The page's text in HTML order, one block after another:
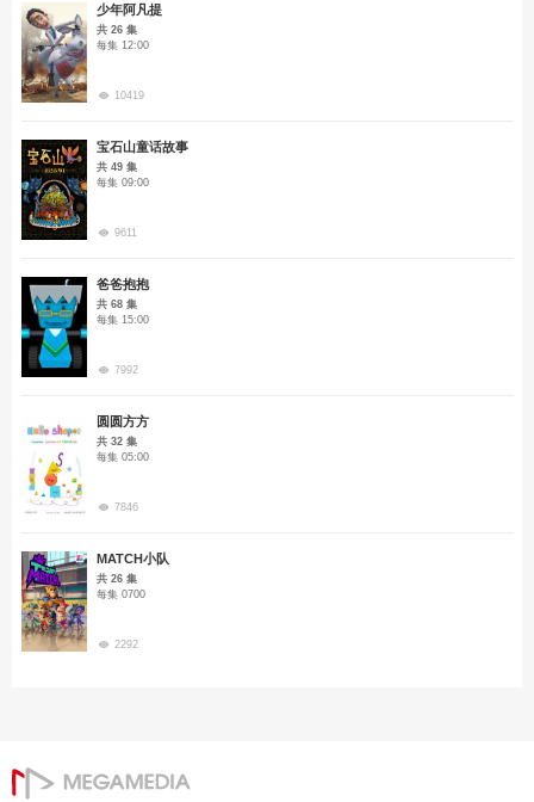
少年阿凡提
共 26 集
每集 12:00
10419
宝石山童话故事
共 49 集
每集 09:00
9611
爸爸抱抱
共 68 集
每集 15:00
7992
圆圆方方
共 32 集
每集 05:00
7846
MATCH小队
共 26 集
每集 0700
2292